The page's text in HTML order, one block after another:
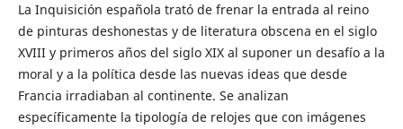
La Inquisición española trató de frenar la entrada al reino
de pinturas deshonestas y de literatura obscena en el siglo
XVIII y primeros años del siglo XIX al suponer un desafío a la
moral y a la política desde las nuevas ideas que desde
Francia irradiaban al continente. Se analizan
específicamente la tipología de relojes que con imágenes